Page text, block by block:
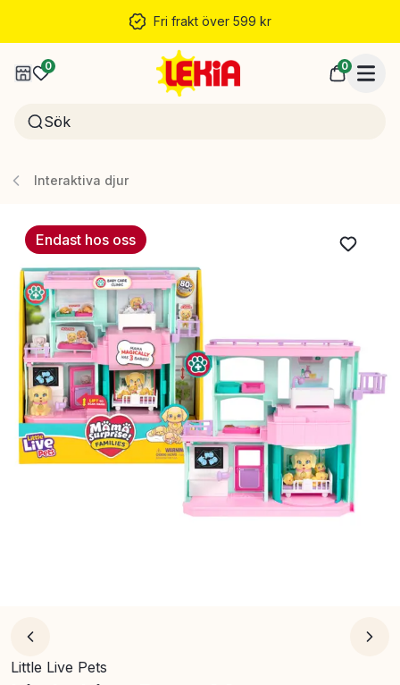
Fri frakt över 599 kr
0 0
Interaktiva djur
Endast hos oss
Little Live Pets